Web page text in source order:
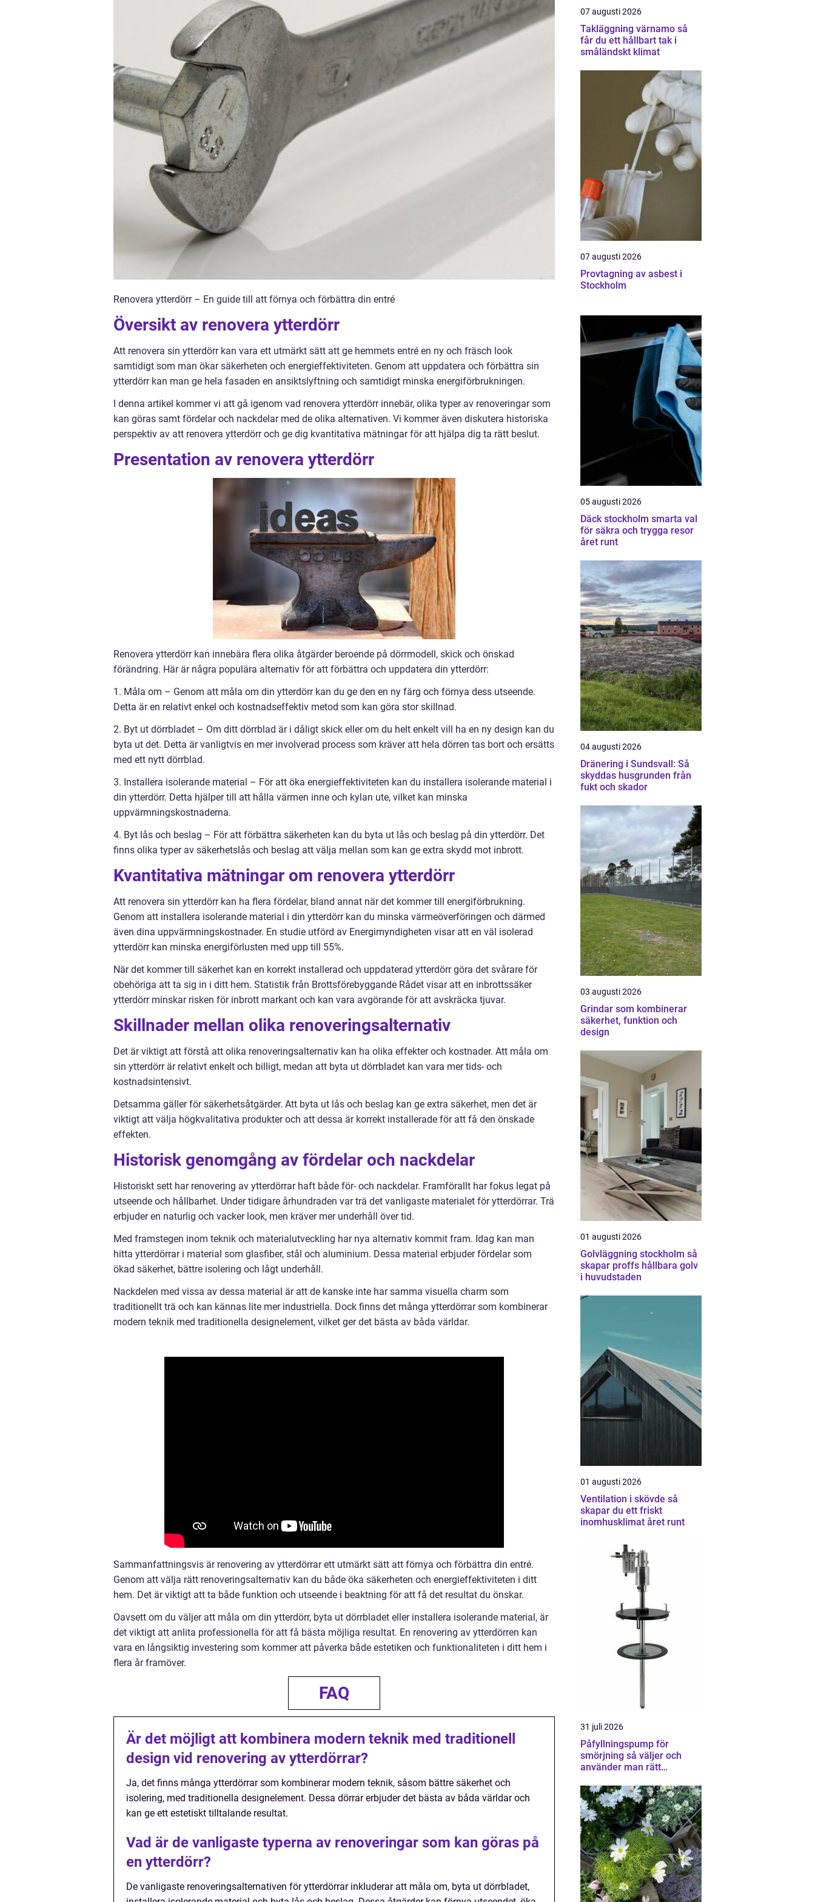
Renovera ytterdörr – En guide till att förnya och förbättra din entré
Översikt av renovera ytterdörr
Att renovera sin ytterdörr kan vara ett utmärkt sätt att ge hemmets entré en ny och fräsch look
samtidigt som man ökar säkerheten och energieffektiviteten. Genom att uppdatera och förbättra sin
ytterdörr kan man ge hela fasaden en ansiktslyftning och samtidigt minska energiförbrukningen.
I denna artikel kommer vi att gå igenom vad renovera ytterdörr innebär, olika typer av renoveringar som
kan göras samt fördelar och nackdelar med de olika alternativen. Vi kommer även diskutera historiska
perspektiv av att renovera ytterdörr och ge dig kvantitativa mätningar för att hjälpa dig ta rätt beslut.
Presentation av renovera ytterdörr
Renovera ytterdörr kan innebära flera olika åtgärder beroende på dörrmodell, skick och önskad
förändring. Här är några populära alternativ för att förbättra och uppdatera din ytterdörr:
1. Måla om – Genom att måla om din ytterdörr kan du ge den en ny färg och förnya dess utseende.
Detta är en relativt enkel och kostnadseffektiv metod som kan göra stor skillnad.
2. Byt ut dörrbladet – Om ditt dörrblad är i dåligt skick eller om du helt enkelt vill ha en ny design kan du
byta ut det. Detta är vanligtvis en mer involverad process som kräver att hela dörren tas bort och ersätts
med ett nytt dörrblad.
3. Installera isolerande material – För att öka energieffektiviteten kan du installera isolerande material i
din ytterdörr. Detta hjälper till att hålla värmen inne och kylan ute, vilket kan minska
uppvärmningskostnaderna.
4. Byt lås och beslag – För att förbättra säkerheten kan du byta ut lås och beslag på din ytterdörr. Det
finns olika typer av säkerhetslås och beslag att välja mellan som kan ge extra skydd mot inbrott.
Kvantitativa mätningar om renovera ytterdörr
Att renovera sin ytterdörr kan ha flera fördelar, bland annat när det kommer till energiförbrukning.
Genom att installera isolerande material i din ytterdörr kan du minska värmeöverföringen och därmed
även dina uppvärmningskostnader. En studie utförd av Energimyndigheten visar att en väl isolerad
ytterdörr kan minska energiförlusten med upp till 55%.
När det kommer till säkerhet kan en korrekt installerad och uppdaterad ytterdörr göra det svårare för
obehöriga att ta sig in i ditt hem. Statistik från Brottsförebyggande Rådet visar att en inbrottssäker
ytterdörr minskar risken för inbrott markant och kan vara avgörande för att avskräcka tjuvar.
Skillnader mellan olika renoveringsalternativ
Det är viktigt att förstå att olika renoveringsalternativ kan ha olika effekter och kostnader. Att måla om
sin ytterdörr är relativt enkelt och billigt, medan att byta ut dörrbladet kan vara mer tids- och
kostnadsintensivt.
Detsamma gäller för säkerhetsåtgärder. Att byta ut lås och beslag kan ge extra säkerhet, men det är
viktigt att välja högkvalitativa produkter och att dessa är korrekt installerade för att få den önskade
effekten.
Historisk genomgång av fördelar och nackdelar
Historiskt sett har renovering av ytterdörrar haft både för- och nackdelar. Framförallt har fokus legat på
utseende och hållbarhet. Under tidigare århundraden var trä det vanligaste materialet för ytterdörrar. Trä
erbjuder en naturlig och vacker look, men kräver mer underhåll över tid.
Med framstegen inom teknik och materialutveckling har nya alternativ kommit fram. Idag kan man
hitta ytterdörrar i material som glasfiber, stål och aluminium. Dessa material erbjuder fördelar som
ökad säkerhet, bättre isolering och lågt underhåll.
Nackdelen med vissa av dessa material är att de kanske inte har samma visuella charm som
traditionellt trä och kan kännas lite mer industriella. Dock finns det många ytterdörrar som kombinerar
modern teknik med traditionella designelement, vilket ger det bästa av båda världar.
Sammanfattningsvis är renovering av ytterdörrar ett utmärkt sätt att förnya och förbättra din entré.
Genom att välja rätt renoveringsalternativ kan du både öka säkerheten och energieffektiviteten i ditt
hem. Det är viktigt att ta både funktion och utseende i beaktning för att få det resultat du önskar.
Oavsett om du väljer att måla om din ytterdörr, byta ut dörrbladet eller installera isolerande material, är
det viktigt att anlita professionella för att få bästa möjliga resultat. En renovering av ytterdörren kan
vara en långsiktig investering som kommer att påverka både estetiken och funktionaliteten i ditt hem i
flera år framöver.
FAQ
Är det möjligt att kombinera modern teknik med traditionell
design vid renovering av ytterdörrar?
Ja, det finns många ytterdörrar som kombinerar modern teknik, såsom bättre säkerhet och
isolering, med traditionella designelement. Dessa dörrar erbjuder det bästa av båda världar och
kan ge ett estetiskt tilltalande resultat.
Vad är de vanligaste typerna av renoveringar som kan göras på
en ytterdörr?
De vanligaste renoveringsalternativen för ytterdörrar inkluderar att måla om, byta ut dörrbladet,
07 augusti 2026
Takläggning värnamo så
får du ett hållbart tak i
småländskt klimat
07 augusti 2026
Provtagning av asbest i
Stockholm
05 augusti 2026
Däck stockholm smarta val
för säkra och trygga resor
året runt
04 augusti 2026
Dränering i Sundsvall: Så
skyddas husgrunden från
fukt och skador
03 augusti 2026
Grindar som kombinerar
säkerhet, funktion och
design
01 augusti 2026
Golvläggning stockholm så
skapar proffs hållbara golv
i huvudstaden
01 augusti 2026
Ventilation i skövde så
skapar du ett friskt
inomhusklimat året runt
31 juli 2026
Påfyllningspump för
smörjning så väljer och
använder man rätt